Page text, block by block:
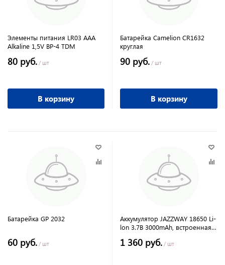
Элементы питания LR03 AAA
Alkaline 1,5V BP-4 TDM
80 руб. / шт
В корзину
Батарейка Camelion CR1632
круглая
90 руб. / шт
В корзину
Батарейка GP 2032
60 руб. / шт
Аккумулятор JAZZWAY 18650 Li-
lon 3.7B 3000mAh, встроенная
1 360 руб. / шт